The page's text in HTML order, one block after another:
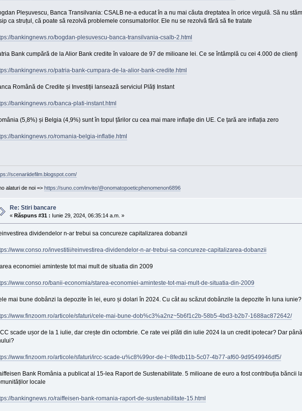
Pleșuvescu, Banca Transilvania: CSALB ne-a educat în a nu mai căuta dreptatea în orice virgulă. Să nu
ca struțul, că poate să rezolvă problemele consumatorilor. Ele nu se rezolvă fără să fie tratate
bankingnews.ro/bogdan-plesuvescu-banca-transilvania-csalb-2.html
Bank cumpără de la Alior Bank credite în valoare de 97 de milioane lei. Ce se întâmplă cu cei 4.000 de clienţi
bankingnews.ro/patria-bank-cumpara-de-la-alior-bank-credite.html
Română de Credite și Investiții lansează serviciul Plăți Instant
bankingnews.ro/banca-plati-instant.html
(5,8%) și Belgia (4,9%) sunt în topul țărilor cu cea mai mare inflație din UE. Ce țară are inflația zero
bankingnews.ro/romania-belgia-inflatie.html
scenariidefilm.blogspot.com/
alaturi de noi => https://suno.com/invite/@onomatopoeticphenomenon6896
Re: Stiri bancare
« Răspuns #31 : Iunie 29, 2024, 06:35:14 a.m. »
dividendelor n-ar trebui sa concureze capitalizarea dobanzii
www.conso.ro/investitii/reinvestirea-dividendelor-n-ar-trebui-sa-concureze-capitalizarea-dobanzii
economiei aminteste tot mai mult de situatia din 2009
www.conso.ro/banii-economia/starea-economiei-aminteste-tot-mai-mult-de-situatia-din-2009
mai bune dobânzi la depozite în lei, euro și dolari în 2024. Cu cât au scăzut dobânzile la depozite în luna iunie?
www.finzoom.ro/articole/sfaturi/cele-mai-bune-dob%c3%a2nz~5b6f1c2b-58b5-4bd3-b2b7-1688ac872642/
scade ușor de la 1 iulie, dar crește din octombrie. Ce rate vei plăti din iulie 2024 la un credit ipotecar? Dar
www.finzoom.ro/articole/sfaturi/ircc-scade-u%c8%99or-de-l~8fedb11b-5c07-4b77-af60-9d9549946df5/
Bank România a publicat al 15-lea Raport de Sustenabilitate. 5 milioane de euro a fost contribuția băncii
locale
bankingnews.ro/raiffeisen-bank-romania-raport-de-sustenabilitate-15.html